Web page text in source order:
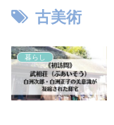
古美術
暮らし